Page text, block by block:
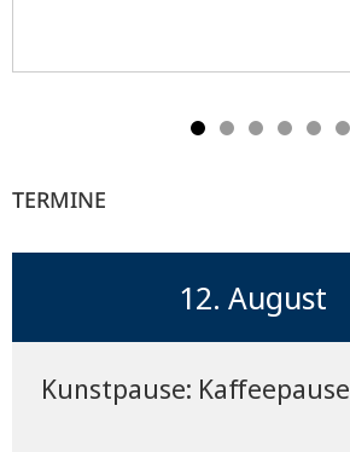
TERMINE
12. August
Kunstpause: Kaffeepause